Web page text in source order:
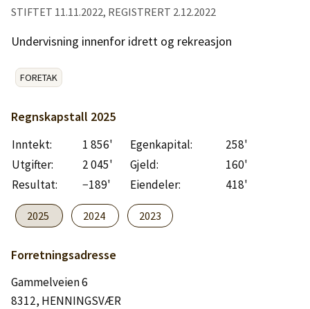
Priser
Logg inn
Lag konto
STIFTET 11.11.2022, REGISTRERT 2.12.2022
Undervisning innenfor idrett og rekreasjon
FORETAK
Regnskapstall 2025
Inntekt: 1 856' Egenkapital:
258'
Utgifter:
2 045' Gjeld:
160'
Resultat:
−189' Eiendeler: 418'
2025 2024 2023
Forretningsadresse
Gammelveien 6
8312, HENNINGSVÆR